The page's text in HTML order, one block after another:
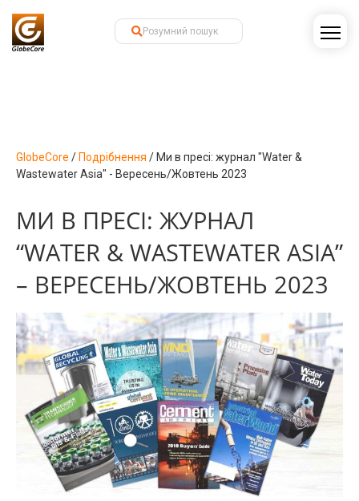
GlobeCore / Подрібнення / Ми в пресі: журнал "Water &
Wastewater Asia" - Вересень/Жовтень 2023
МИ В ПРЕСІ: ЖУРНАЛ
“WATER & WASTEWATER ASIA”
– ВЕРЕСЕНЬ/ЖОВТЕНЬ 2023